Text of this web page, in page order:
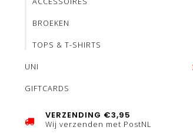
BROEKEN
TOPS & T-SHIRTS
UNI
GIFTCARDS
VERZENDING €3,95
Wij verzenden met PostNL